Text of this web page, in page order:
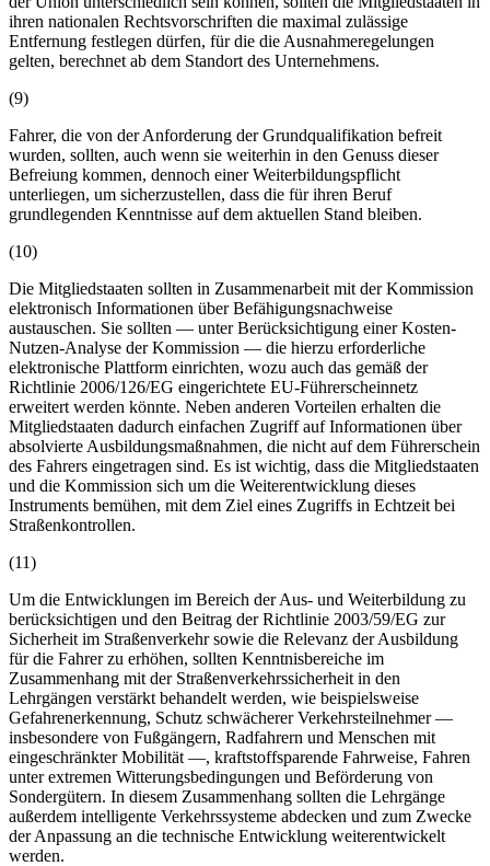
ihren nationalen Rechtsvorschriften die maximal zulässige
Entfernung festlegen dürfen, für die die Ausnahmeregelungen
gelten, berechnet ab dem Standort des Unternehmens.
(9)
Fahrer, die von der Anforderung der Grundqualifikation befreit
wurden, sollten, auch wenn sie weiterhin in den Genuss dieser
Befreiung kommen, dennoch einer Weiterbildungspflicht
unterliegen, um sicherzustellen, dass die für ihren Beruf
grundlegenden Kenntnisse auf dem aktuellen Stand bleiben.
(10)
Die Mitgliedstaaten sollten in Zusammenarbeit mit der Kommission
elektronisch Informationen über Befähigungsnachweise
austauschen. Sie sollten — unter Berücksichtigung einer Kosten-
Nutzen-Analyse der Kommission — die hierzu erforderliche
elektronische Plattform einrichten, wozu auch das gemäß der
Richtlinie 2006/126/EG eingerichtete EU-Führerscheinnetz
erweitert werden könnte. Neben anderen Vorteilen erhalten die
Mitgliedstaaten dadurch einfachen Zugriff auf Informationen über
absolvierte Ausbildungsmaßnahmen, die nicht auf dem Führerschein
des Fahrers eingetragen sind. Es ist wichtig, dass die Mitgliedstaaten
und die Kommission sich um die Weiterentwicklung dieses
Instruments bemühen, mit dem Ziel eines Zugriffs in Echtzeit bei
Straßenkontrollen.
(11)
Um die Entwicklungen im Bereich der Aus- und Weiterbildung zu
berücksichtigen und den Beitrag der Richtlinie 2003/59/EG zur
Sicherheit im Straßenverkehr sowie die Relevanz der Ausbildung
für die Fahrer zu erhöhen, sollten Kenntnisbereiche im
Zusammenhang mit der Straßenverkehrssicherheit in den
Lehrgängen verstärkt behandelt werden, wie beispielsweise
Gefahrenerkennung, Schutz schwächerer Verkehrsteilnehmer —
insbesondere von Fußgängern, Radfahrern und Menschen mit
eingeschränkter Mobilität —, kraftstoffsparende Fahrweise, Fahren
unter extremen Witterungsbedingungen und Beförderung von
Sondergütern. In diesem Zusammenhang sollten die Lehrgänge
außerdem intelligente Verkehrssysteme abdecken und zum Zwecke
der Anpassung an die technische Entwicklung weiterentwickelt
werden.